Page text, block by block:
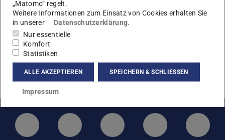
(E+E)
Information and
Intelligence (I+I)
LinkedIn-Seite der TU Darmstadt
Instagram-Kanal der TU
Bluesky-Kanal der TU
Facebook-
„Matomo“ regelt.
Weitere Informationen zum Einsatz von Cookies erhalten Sie
in unserer
Datenschutzerklärung.
Nur essentielle
Komfort
Statistiken
ALLE AKZEPTIEREN SPEICHERN & SCHLIESSEN
Impressum